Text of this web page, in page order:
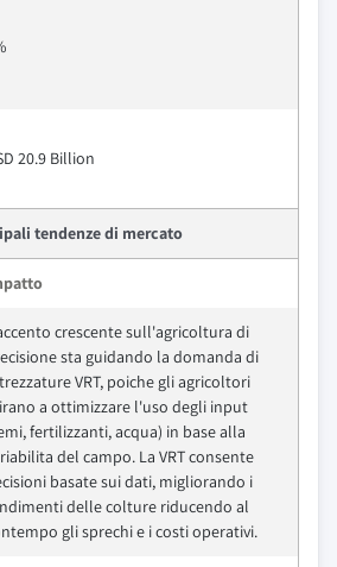
20.9 Billion
tendenze di mercato
crescente sull'agricoltura di
sta guidando la domanda di
VRT, poiche gli agricoltori
a ottimizzare l'uso degli input
fertilizzanti, acqua) in base alla
del campo. La VRT consente
basate sui dati, migliorando i
delle colture riducendo al
gli sprechi e i costi operativi.